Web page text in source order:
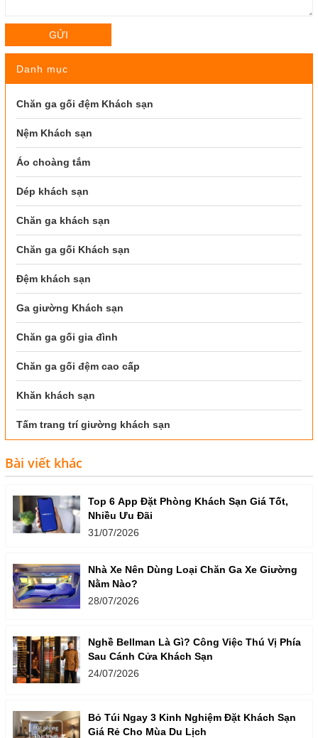
GỬI
Danh mục
Chăn ga gối đệm Khách sạn
Nệm Khách sạn
Áo choàng tắm
Dép khách sạn
Chăn ga khách sạn
Chăn ga gối Khách sạn
Đệm khách sạn
Ga giường Khách sạn
Chăn ga gối gia đình
Chăn ga gối đệm cao cấp
Khăn khách sạn
Tấm trang trí giường khách sạn
Bài viết khác
Top 6 App Đặt Phòng Khách Sạn Giá Tốt,
Nhiều Ưu Đãi
31/07/2026
Nhà Xe Nên Dùng Loại Chăn Ga Xe Giường
Nằm Nào?
28/07/2026
Nghề Bellman Là Gì? Công Việc Thú Vị Phía
Sau Cánh Cửa Khách Sạn
24/07/2026
Bỏ Túi Ngay 3 Kinh Nghiệm Đặt Khách Sạn
Giá Rẻ Cho Mùa Du Lịch